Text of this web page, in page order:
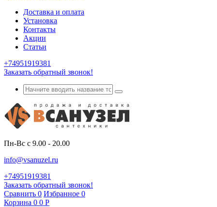
Доставка и оплата
Установка
Контакты
Акции
Статьи
+74951919381
Заказать обратный звонок!
Пн-Вс с 9.00 - 20.00
info@vsanuzel.ru
+74951919381
Заказать обратный звонок!
Сравнить 0 Избранное 0
Корзина 0 0 Р